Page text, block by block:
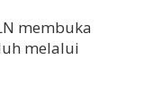
membuka
melalui